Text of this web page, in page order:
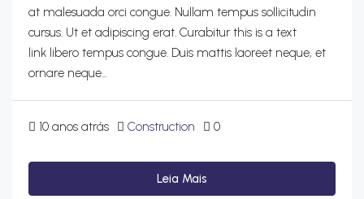
at malesuada orci congue. Nullam tempus sollicitudin
cursus. Ut et adipiscing erat. Curabitur this is a text
link libero tempus congue. Duis mattis laoreet neque, et
ornare neque...
10 anos atrás Construction 0
Leia Mais